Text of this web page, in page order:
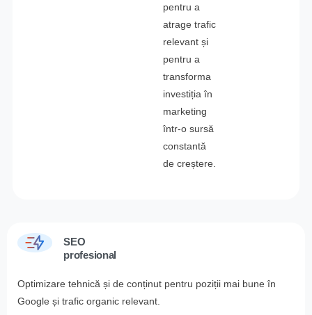
pentru a
atrage trafic
relevant și
pentru a
transforma
investiția în
marketing
într-o sursă
constantă
de creștere.
SEO
profesional
Optimizare tehnică și de conținut pentru poziții mai bune în
Google și trafic organic relevant.